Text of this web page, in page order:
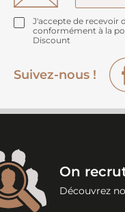
J'accepte de recevoir
conformément à la
Discount
Suivez-nous !
On
Découvrez